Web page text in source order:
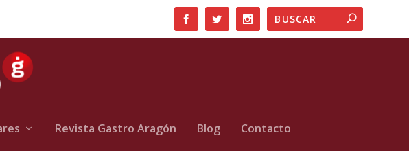
Revista Gastro Aragón Blog Contacto